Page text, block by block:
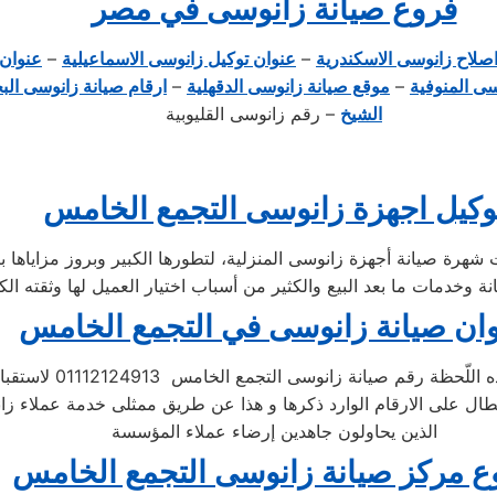
فروع صيانة زانوسى في مصر
زانوسى الاسكندرية – عنوان توكيل زانوسى الاسماعيلية –
المنوفية – موقع صيانة زانوسى الدقهلية – ارقام صيانة زانوسى
الشيخ – رقم زانوسى القليوبية
اجهزة زانوسى التجمع الخامس
صيانة زانوسى في التجمع الخامس
صيانة زانوسى التجمع الخامس 01112124913 لاستقبال تظلمات
على الارقام الوارد ذكرها و هذا عن طريق ممثلى خدمة عملاء
الذين يحاولون جاهدين إرضاء عملاء المؤسسة
مركز صيانة زانوسى التجمع الخامس